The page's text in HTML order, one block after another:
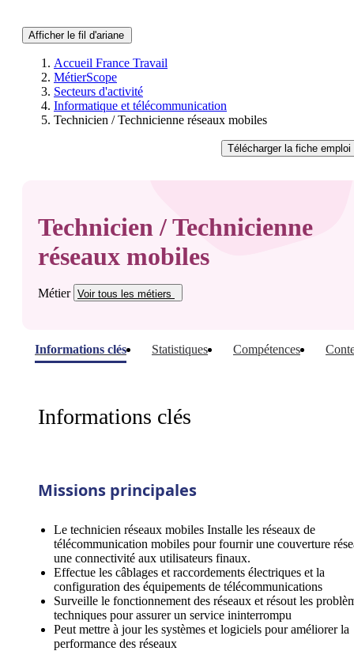
Afficher le fil d'ariane
Accueil France Travail
MétierScope
Secteurs d'activité
Informatique et télécommunication
Technicien / Technicienne réseaux mobiles
Télécharger la fiche emploi
Technicien / Technicienne
réseaux mobiles
Métier Voir tous les métiers
Informations clés Statistiques Compétences
Informations clés
Missions principales
Le technicien réseaux mobiles Installe les réseaux de
télécommunication mobiles pour fournir une couverture
une connectivité aux utilisateurs finaux.
Effectue les câblages et raccordements électriques et la
configuration des équipements de télécommunications
Surveille le fonctionnement des réseaux et résout les
techniques pour assurer un service ininterrompu
Peut mettre à jour les systèmes et logiciels pour améliorer la
performance des réseaux